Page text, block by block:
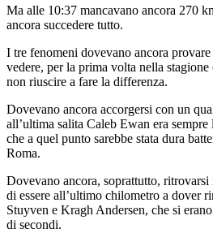
Ma alle 10:37 mancavano ancora 270
ancora succedere tutto.
I tre fenomeni dovevano ancora
vedere, per la prima volta nella
non riuscire a fare la differenza.
Dovevano ancora accorgersi con un
all’ultima salita Caleb Ewan era
che a quel punto sarebbe stata dura
Roma.
Dovevano ancora, soprattutto,
di essere all’ultimo chilometro a dover
Stuyven e Kragh Andersen, che si
di secondi.